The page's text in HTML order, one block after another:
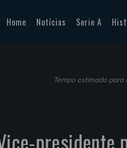
Home Notícias Serie A
Tempo estimado
presidente